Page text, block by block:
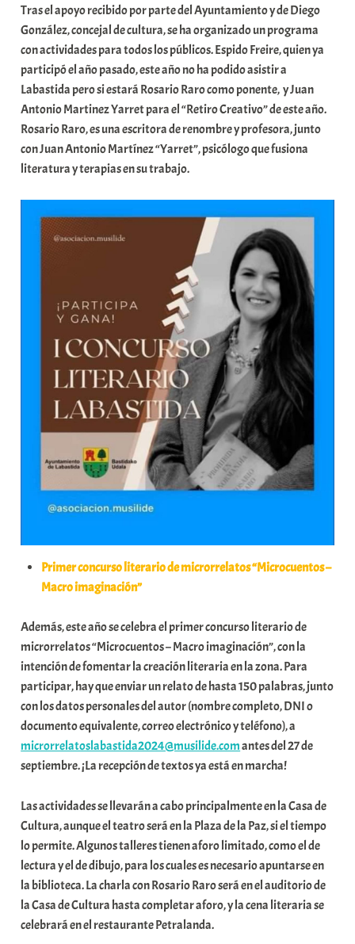
Tras el apoyo recibido por parte del Ayuntamiento y de Diego
González, concejal de cultura, se ha organizado un programa
con actividades para todos los públicos. Espido Freire, quien ya
participó el año pasado, este año no ha podido asistir a
Labastida pero si estará Rosario Raro como ponente, y Juan
Antonio Martinez Yarret para el “Retiro Creativo” de este año.
Rosario Raro, es una escritora de renombre y profesora, junto
con Juan Antonio Martínez “Yarret”, psicólogo que fusiona
literatura y terapias en su trabajo.
Primer concurso literario de microrrelatos “Microcuentos –
Macro imaginación”
Además, este año se celebra el primer concurso literario de
microrrelatos “Microcuentos – Macro imaginación”, con la
intención de fomentar la creación literaria en la zona. Para
participar, hay que enviar un relato de hasta 150 palabras, junto
con los datos personales del autor (nombre completo, DNI o
documento equivalente, correo electrónico y teléfono), a
microrrelatoslabastida2024@musilide.comantes del 27 de
septiembre. ¡La recepción de textos ya está en marcha!
Las actividades se llevarán a cabo principalmente en la Casa de
Cultura, aunque el teatro será en la Plaza de la Paz, si el tiempo
lo permite. Algunos talleres tienen aforo limitado, como el de
lectura y el de dibujo, para los cuales es necesario apuntarse en
la biblioteca. La charla con Rosario Raro será en el auditorio de
la Casa de Cultura hasta completar aforo, y la cena literaria se
celebrará en el restaurante Petralanda.